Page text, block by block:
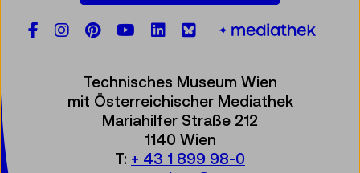
Facebook
Instagram
Pinterest
YouTube
LinkedIn
Bluesky
Technisches Museum Wien
mit Österreichischer Mediathek
Mariahilfer Straße 212
1140 Wien
T: + 43 1 899 98-0